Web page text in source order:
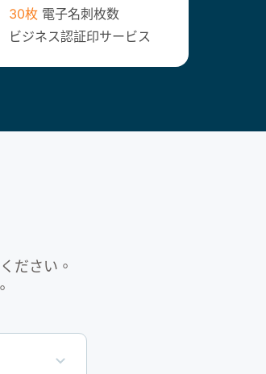
30枚 電子名刺枚数
ビジネス認証印サービス
ださい。